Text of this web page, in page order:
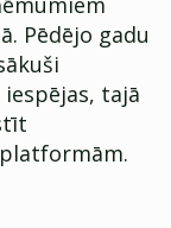
Pēdējo gadu
tajā